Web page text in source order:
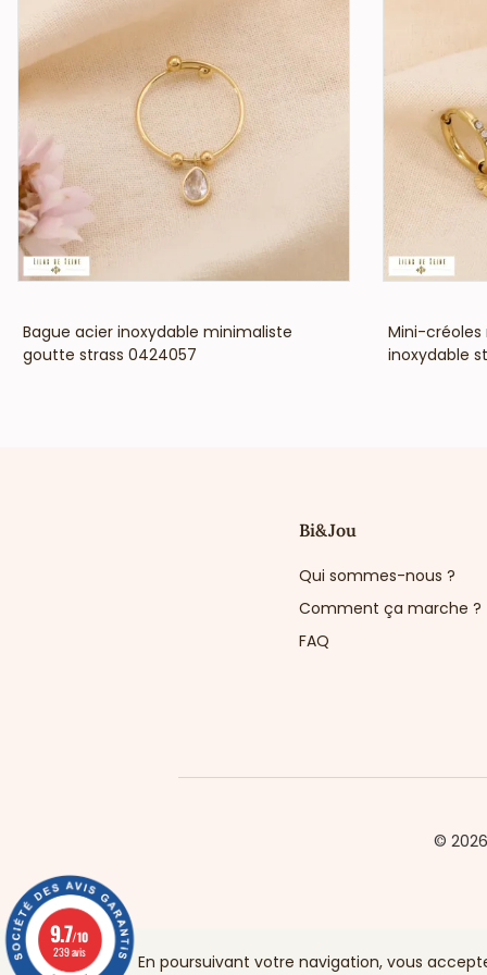
Bague acier inoxydable minimaliste
goutte strass 0424057
Mini-
inoxydable
Bi&Jou
Qui sommes-nous ?
Comment ça marche ?
FAQ
©
En poursuivant votre navigation, vous
9.7/10
239 avis